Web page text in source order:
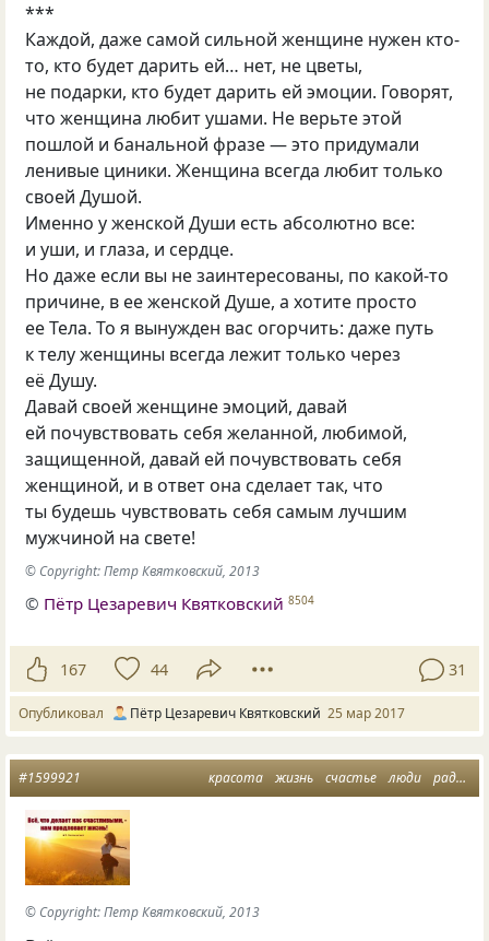
***
Каждой, даже самой сильной женщине нужен кто-
то, кто будет дарить ей… нет, не цветы,
не подарки, кто будет дарить ей эмоции. Говорят,
что женщина любит ушами. Не верьте этой
пошлой и банальной фразе — это придумали
ленивые циники. Женщина всегда любит только
своей Душой.
Именно у женской Души есть абсолютно все:
и уши, и глаза, и сердце.
Но даже если вы не заинтересованы, по какой-то
причине, в ее женской Душе, а хотите просто
ее Тела. То я вынужден вас огорчить: даже путь
к телу женщины всегда лежит только через
её Душу.
Давай своей женщине эмоций, давай
ей почувствовать себя желанной, любимой,
защищенной, давай ей почувствовать себя
женщиной, и в ответ она сделает так, что
ты будешь чувствовать себя самым лучшим
мужчиной на свете!
© Copyright: Петр Квятковский, 2013
© Пётр Цезаревич Квятковский 8504
167 44 31
Опубликовал Пётр Цезаревич Квятковский 25 мар 2017
красота жизнь счастье люди радость
#1599921
© Copyright: Петр Квятковский, 2013